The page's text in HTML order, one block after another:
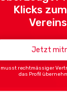
Klicks
Jetzt
musst rechtmässiger
das Profil